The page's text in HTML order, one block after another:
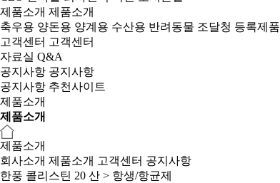
제품소개 제품소개
축우용 양돈용 양계용 수산용 반려동물 조달청 등록제품
고객센터 고객센터
자료실 Q&A
공지사항 공지사항
공지사항 추천사이트
제품소개
제품소개
제품소개
회사소개 제품소개 고객센터 공지사항
한풍 콜리스틴 20 산 > 항생/항균제